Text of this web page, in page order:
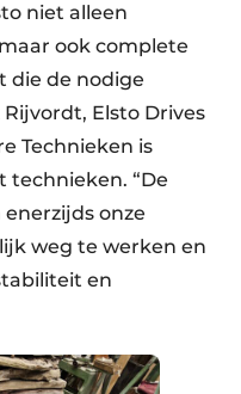
niet alleen
ook complete
die de nodige
Elsto Drives
Technieken is
technieken. “De
onze
weg te werken en
en